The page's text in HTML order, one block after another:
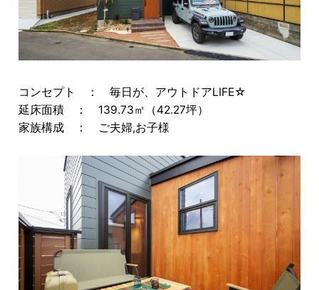
コンセプト ： 毎日が、アウトドアLIFE☆
延床面積 ： 139.73㎡（42.27坪）
家族構成 ： ご夫婦,お子様